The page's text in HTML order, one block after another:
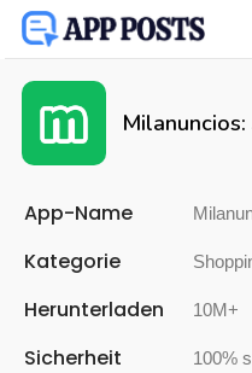
App-Name
Kategorie
Herunterladen 10M+
Sicherheit 100%